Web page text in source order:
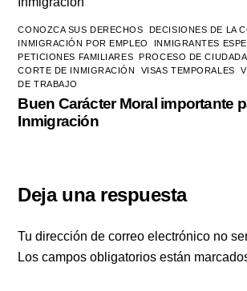
CONOZCA SUS DERECHOS DECISIONES DE LA
INMIGRACIÓN POR EMPLEO
INMIGRANTES
PETICIONES FAMILIARES ,PROCESO DE
CORTE DE INMIGRACIÓN
VISAS TEMPORALES
DE TRABAJO
Buen Carácter Moral importante
Inmigración
Deja una respuesta
Tu dirección de correo electrónico no
Los campos obligatorios están